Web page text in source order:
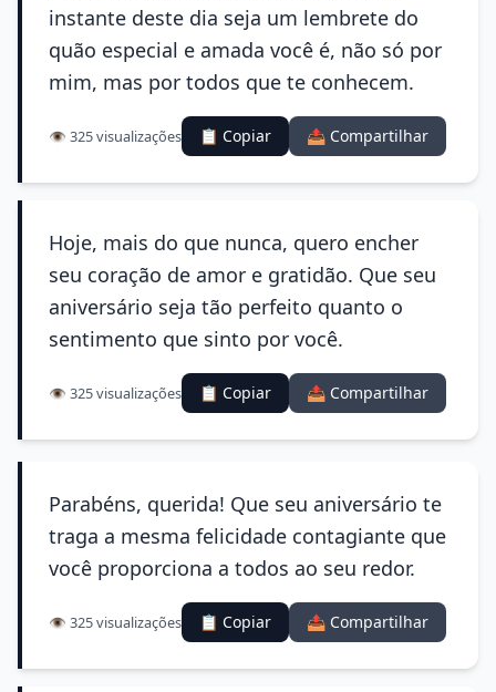
instante deste dia seja um lembrete do
quão especial e amada você é, não só por
mim, mas por todos que te conhecem.
👁️ 325 visualizações 📋 Copiar 📤 Compartilhar
Hoje, mais do que nunca, quero encher
seu coração de amor e gratidão. Que seu
aniversário seja tão perfeito quanto o
sentimento que sinto por você.
👁️ 325 visualizações 📋 Copiar 📤 Compartilhar
Parabéns, querida! Que seu aniversário te
traga a mesma felicidade contagiante que
você proporciona a todos ao seu redor.
👁️ 325 visualizações 📋 Copiar 📤 Compartilhar